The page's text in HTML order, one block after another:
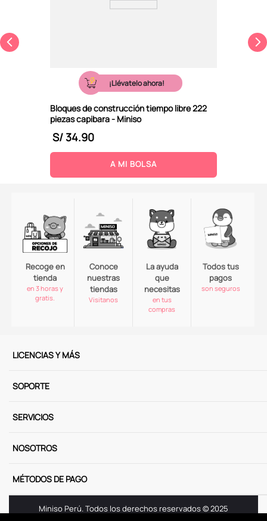
¡Llévatelo ahora!
Bloques de construcción tiempo libre 222
piezas capibara - Miniso
S/34.90
A MI BOLSA
Recoge en
tienda
en 3 horas y
gratis.
Conoce
nuestras
tiendas
Visitanos
La ayuda
que
necesitas
en tus
compras
Todos tus
pagos
son seguros
LICENCIAS Y MÁS
SOPORTE
SERVICIOS
NOSOTROS
MÉTODOS DE PAGO
Miniso Perú. Todos los derechos reservados © 2025